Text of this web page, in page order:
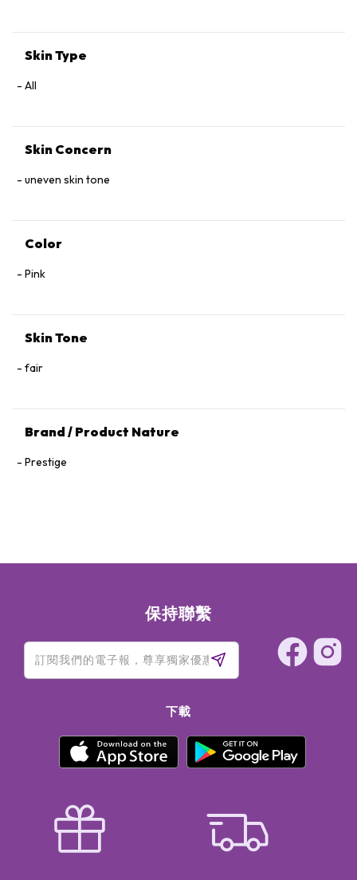
Skin Type
All
Skin Concern
uneven skin tone
Color
Pink
Skin Tone
fair
Brand / Product Nature
Prestige
保持聯繫
下載